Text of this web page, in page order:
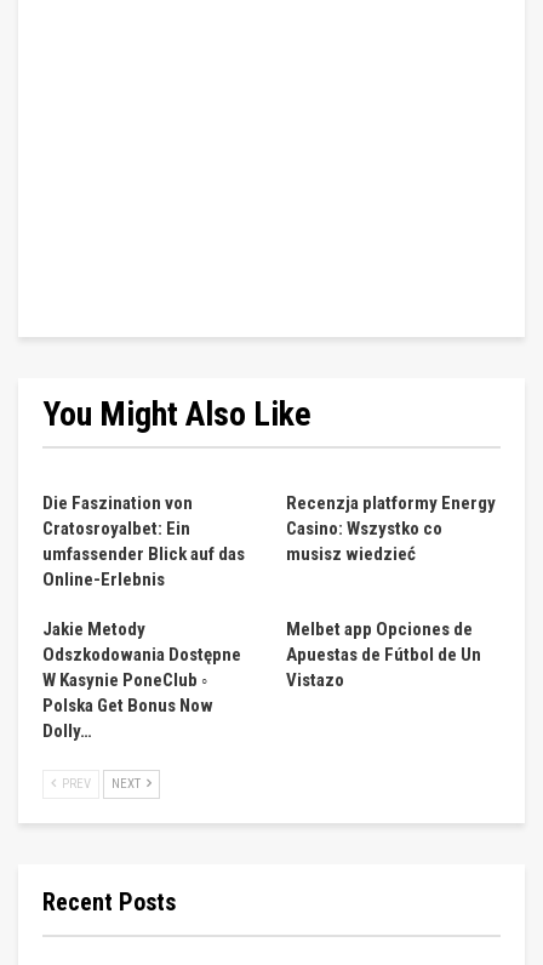
You Might Also Like
Die Faszination von
Cratosroyalbet: Ein
umfassender Blick auf das
Online-Erlebnis
Recenzja platformy Energy
Casino: Wszystko co
musisz wiedzieć
Jakie Metody
Odszkodowania Dostępne
W Kasynie PoneClub ◦
Polska Get Bonus Now
Dolly…
Melbet app Opciones de
Apuestas de Fútbol de Un
Vistazo
PREV NEXT
Recent Posts